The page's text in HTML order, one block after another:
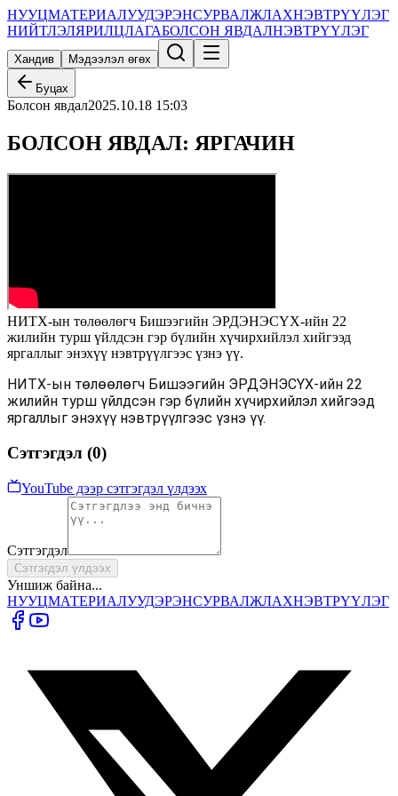
НУУЦМАТЕРИАЛУУДЭРЭНСУРВАЛЖЛАХНЭВТРҮҮЛЭГ
НИЙТЛЭЛЯРИЛЦЛАГАБОЛСОН ЯВДАЛНЭВТРҮҮЛЭГ
Хандив Мэдээлэл өгөх
Буцах
Болсон явдал2025.10.18 15:03
БОЛСОН ЯВДАЛ: ЯРГАЧИН
НИТХ-ын төлөөлөгч Бишээгийн ЭРДЭНЭСҮХ-ийн 22
жилийн турш үйлдсэн гэр бүлийн хүчирхийлэл хийгээд
яргаллыг энэхүү нэвтрүүлгээс үзнэ үү.
НИТХ-ын төлөөлөгч Бишээгийн ЭРДЭНЭСҮХ-ийн 22
жилийн турш үйлдсэн гэр бүлийн хүчирхийлэл хийгээд
яргаллыг энэхүү нэвтрүүлгээс үзнэ үү.
Сэтгэгдэл (0)
YouTube дээр сэтгэгдэл үлдээх
Сэтгэгдэл
Сэтгэгдэл үлдээх
Уншиж байна...
НУУЦМАТЕРИАЛУУДЭРЭНСУРВАЛЖЛАХНЭВТРҮҮЛЭГ